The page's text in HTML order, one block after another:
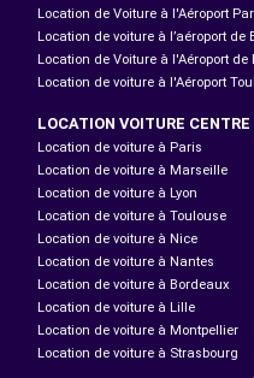
Location de Voiture à l'Aéroport
Location de voiture à l’aéroport
Location de Voiture à l'Aéroport
Location de voiture à l'Aéroport
LOCATION VOITURE
Location de voiture à Paris
Location de voiture à Marseille
Location de voiture à Lyon
Location de voiture à Toulouse
Location de voiture à Nice
Location de voiture à Nantes
Location de voiture à Bordeaux
Location de voiture à Lille
Location de voiture à Montpellier
Location de voiture à Strasbourg